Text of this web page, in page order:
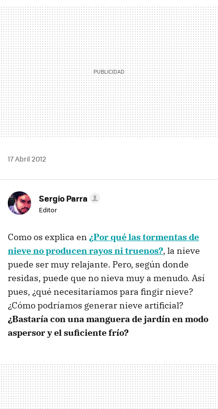
MAIL
17 Abril 2012
Sergio Parra
Editor
Como os explica en ¿Por qué las tormentas de
nieve no producen rayos ni truenos?, la nieve
puede ser muy relajante. Pero, según donde
residas, puede que no nieva muy a menudo. Así
pues, ¿qué necesitaríamos para fingir nieve?
¿Cómo podríamos generar nieve artificial?
¿Bastaría con una manguera de jardín en modo
aspersor y el suficiente frío?